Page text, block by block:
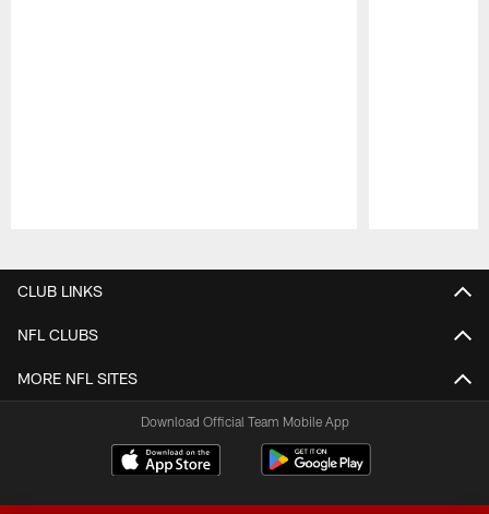
CLUB LINKS
NFL CLUBS
MORE NFL SITES
Download Official Team Mobile App